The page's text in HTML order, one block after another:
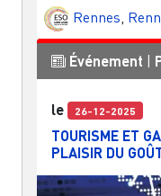
Rennes,
Événement
le 26-12-2025
TOURISME ET
PLAISIR DU